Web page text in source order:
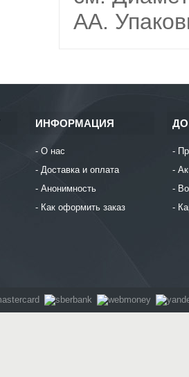
AA.
ИНФОРМАЦИЯ
О нас
Доставка и оплата
Анонимность
Как оформить заказ